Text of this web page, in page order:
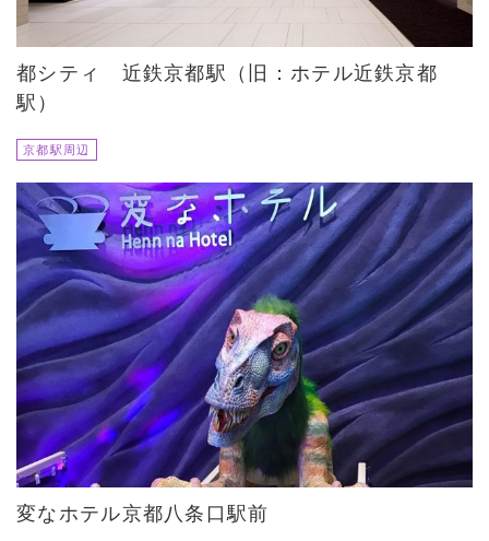
都シティ 近鉄京都駅（旧：ホテル近鉄京都
駅）
京都駅周辺
変なホテル京都八条口駅前